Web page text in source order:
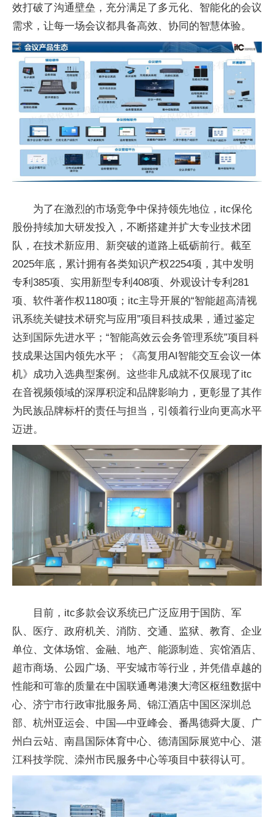
效打破了沟通壁垒，充分满足了多元化、智能化的会议
需求，让每一场会议都具备高效、协同的智慧体验。
为了在激烈的市场竞争中保持领先地位，itc保伦
股份持续加大研发投入，不断搭建并扩大专业技术团
队，在技术新应用、新突破的道路上砥砺前行。截至
2025年底，累计拥有各类知识产权2254项，其中发明
专利385项、实用新型专利408项、外观设计专利281
项、软件著作权1180项；itc主导开展的“智能超高清视
讯系统关键技术研究与应用”项目科技成果，通过鉴定
达到国际先进水平；“智能高效云会务管理系统”项目科
技成果达国内领先水平；《高复用AI智能交互会议一体
机》成功入选典型案例。这些非凡成就不仅展现了itc
在音视频领域的深厚积淀和品牌影响力，更彰显了其作
为民族品牌标杆的责任与担当，引领着行业向更高水平
迈进。
目前，itc多款会议系统已广泛应用于国防、军
队、医疗、政府机关、消防、交通、监狱、教育、企业
单位、文体场馆、金融、地产、能源制造、宾馆酒店、
超市商场、公园广场、平安城市等行业，并凭借卓越的
性能和可靠的质量在中国联通粤港澳大湾区枢纽数据中
心、济宁市行政审批服务局、锦江酒店中国区深圳总
部、杭州亚运会、中国—中亚峰会、番禺德舜大厦、广
州白云站、南昌国际体育中心、德清国际展览中心、湛
江科技学院、滦州市民服务中心等项目中获得认可。